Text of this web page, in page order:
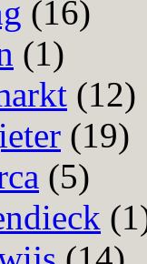
(16)
(1)
(12)
(19)
(5)